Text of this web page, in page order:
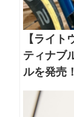
【ライ
ティナブ
ルを発売！